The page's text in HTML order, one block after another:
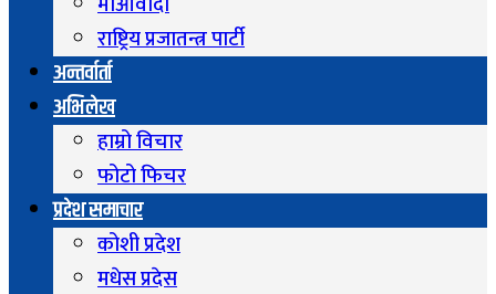
राष्ट्रिय प्रजातन्त्र पार्टी
अन्तर्वार्ता
अभिलेख
हाम्रो विचार
फोटो फिचर
प्रदेश समाचार
कोशी प्रदेश
मधेस प्रदेस